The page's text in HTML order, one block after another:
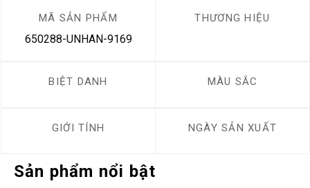
MÃ SẢN PHẨM
650288-UNHAN-9169
THƯƠNG HIỆU
BIỆT DANH MÀU SẮC
GIỚI TÍNH NGÀY SẢN XUẤT
Sản phẩm nổi bật